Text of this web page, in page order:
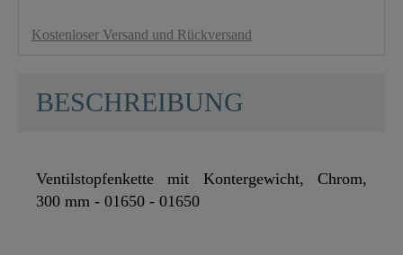
Kostenloser Versand und Rückversand
BESCHREIBUNG
Ventilstopfenkette mit Kontergewicht, Chrom,
300 mm - 01650 - 01650